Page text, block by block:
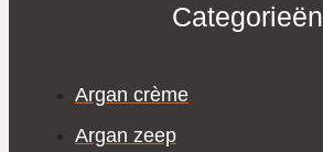
Categorieën
Argan crème
Argan zeep